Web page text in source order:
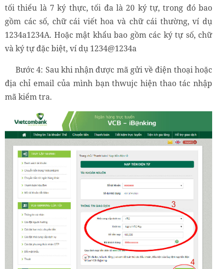
tối thiểu là 7 ký thực, tối đa là 20 ký tự, trong đó bao
gồm các số, chữ cái viết hoa và chữ cái thường, ví dụ
1234a1234A. Hoặc mật khẩu bao gồm các ký tự số, chữ
và ký tự đặc biệt, ví dụ 1234@1234a
Bước 4: Sau khi nhận được mã gửi về điện thoại hoặc
địa chỉ email của mình bạn thwujc hiện thao tác nhập
mã kiểm tra.